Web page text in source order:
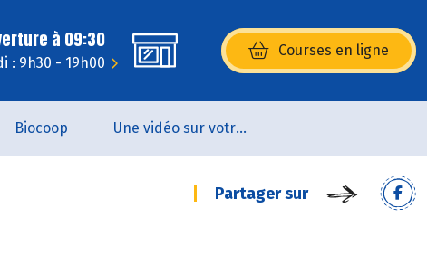
à 09:30
: 9h30 - 19h00
Courses en ligne
(s’ouvre dans une nouvelle
Biocoop Une vidéo sur votre magasin...
Partager sur